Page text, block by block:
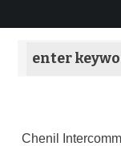
Chenil